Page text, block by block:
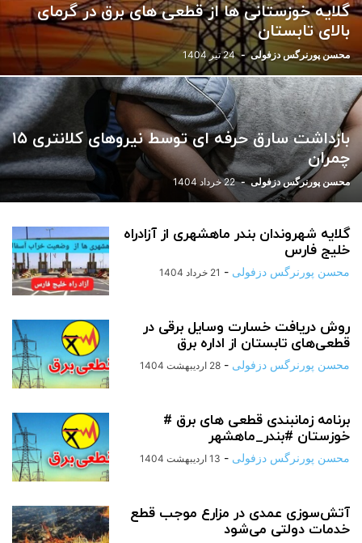
ورزشی یادداشت
گلایه خوزستانی ها از قطعی های برق در گرمای
بالای تابستان
محسن پورنرگس دزفولی - 24 تیر 1404
بازداشت سارق حرفه ای توسط نیروهای کلانتری ۱۵
چمران
محسن پورنرگس دزفولی - 22 خرداد 1404
گلایه شهروندان بندر ماهشهری از آزادراه
خلیج فارس
محسن پورنرگس دزفولی - 21 خرداد 1404
روش دریافت خسارت وسایل برقی در
قطعی‌های تابستان از اداره برق
محسن پورنرگس دزفولی - 28 اردیبهشت 1404
برنامه زمانبندی قطعی های برق #
خوزستان #بندر_ماهشهر
محسن پورنرگس دزفولی - 13 اردیبهشت 1404
آتش‌سوزی عمدی در مزارع موجب قطع
خدمات دولتی می‌شود